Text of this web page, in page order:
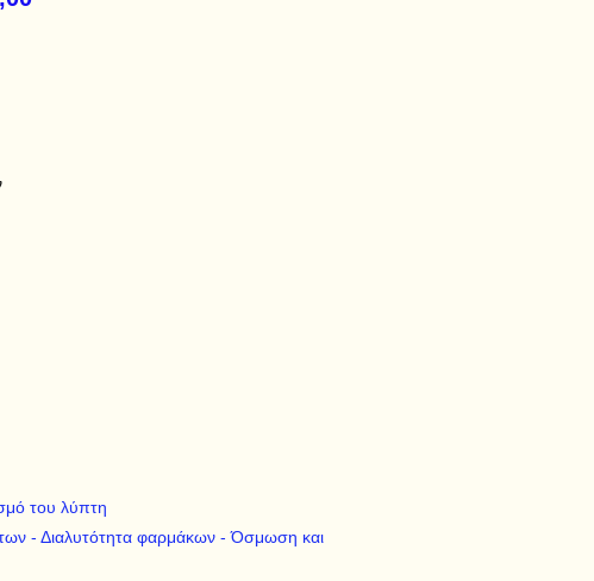
του λύπτη
- Διαλυτότητα φαρμάκων - Όσμωση και